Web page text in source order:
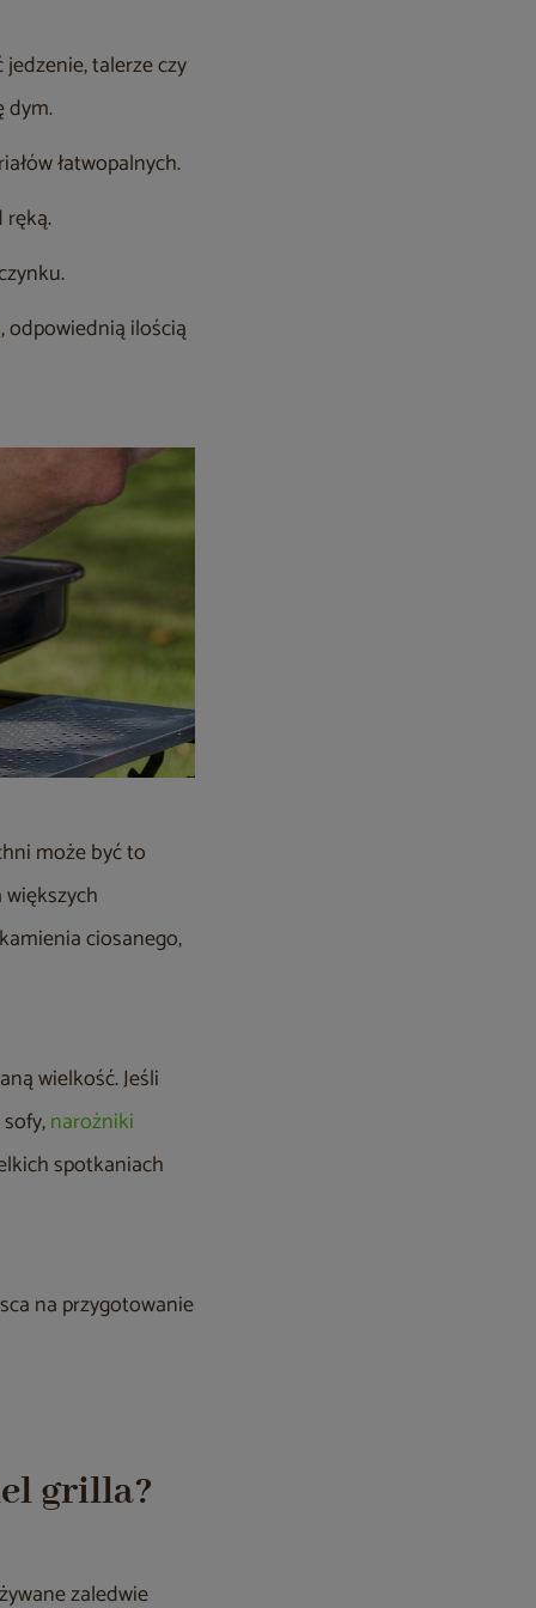
talerze czy
dym.
łatwopalnych.
ręką.
, odpowiednią ilością
może być to
ciosanego,
wielkość. Jeśli
narożniki
spotkaniach
na przygotowanie
grilla?
zaledwie